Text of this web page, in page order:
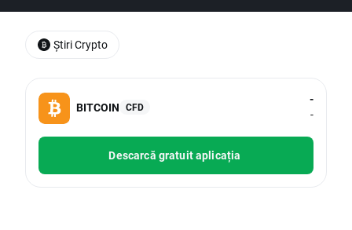
BITCOIN CFD
-
-
Descarcă gratuit aplicația
Știri Crypto